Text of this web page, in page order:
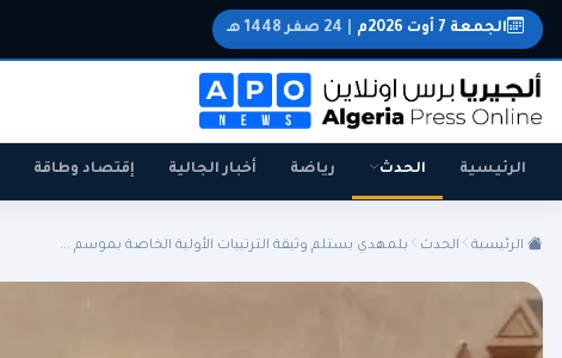
الجمعة 7 أوت 2026م 24 صفر 1448 هـ
الرئيسية الحدث رياضة أخبار الجالية إقتصاد وطاقة
الرئيسية الحدث بلمهدي يستلم وثيقة الترتيبات الأولية الخاصة بموسم ...